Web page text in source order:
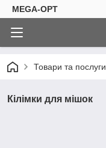
MEGA-OPT
Товари та послуги
Кілімки для мішок